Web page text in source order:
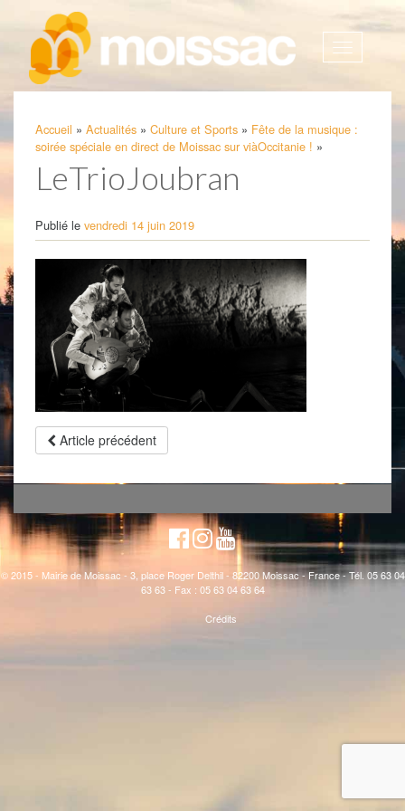
Afficher
Accueil » Actualités » Culture et Sports » Fête de la musique :
soirée spéciale en direct de Moissac sur viàOccitanie ! »
LeTrioJoubran
Publié le vendredi 14 juin 2019
Article précédent
© 2015 - Mairie de Moissac - 3, place Roger Delthil - 82200 Moissac - France - Tél. 05 63 04
63 63 - Fax : 05 63 04 63 64
Crédits